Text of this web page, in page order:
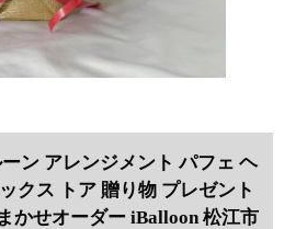
ン アレンジメント パフェ ヘ
クス トア 贈り物 プレゼント
かせオーダー iBalloon 松江市